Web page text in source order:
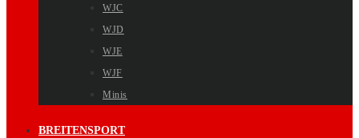
WJC
WJD
WJE
WJF
Minis
BREITENSPORT